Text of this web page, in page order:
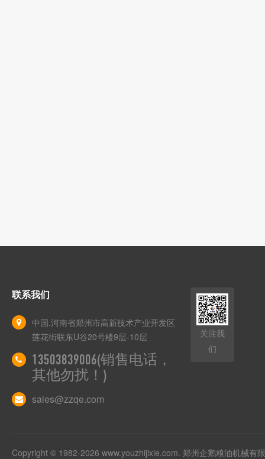
联系我们
中国.河南省郑州市高新技术产业开发区
莲花街联东U谷20号楼9层-10层
13503839006(销售电话，
其他勿扰！)
sales@zzqe.com
关注我
们
Copyright © 1982-2026 www.youzhijixie.com. 郑州企鹅粮油机械